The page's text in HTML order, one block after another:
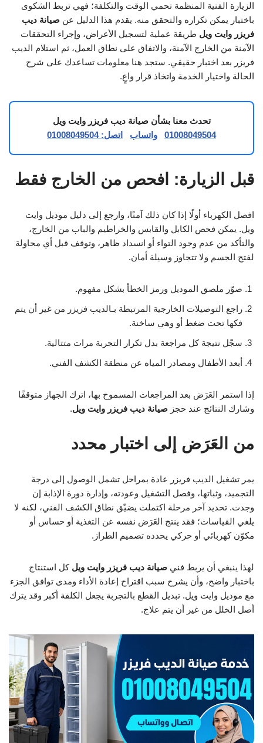
الزيارة الفنية المنظمة تحمي الوقت والتكلفة؛ فهي تربط الشكوى
باختبار يمكن تكراره والتحقق منه. يقدم هذا الدليل عن صيانة ديب
فريزر وايت ويل طريقة عملية لتسجيل الأعراض، وإجراء التحققات
الآمنة من الخارج الآمنة، والاتفاق على نطاق العمل، ثم استلام الديب
فريزر بعد اختبار حقيقي. ستجد هنا معلومات تساعدك على شرح
الحالة واختيار الخدمة واتخاذ قرار واعٍ.
تحدث معنا بشأن صيانة ديب فريزر وايت ويل
01008049504
واتساب اتصل: 01008049504
قبل الزيارة: افحص من الخارج فقط
افصل الكهرباء أولًا إذا كان ذلك آمنًا، وارجع إلى دليل موديل وايت
ويل. يمكن فحص الكابل والقابس والخراطيم والباب من الخارج،
والتأكد من عدم وجود التواء أو انسداد ظاهر، وتوقف قبل أي محاولة
لفتح الجسم ولا تتجاوز وسيلة أمان.
صوّر ملصق الموديل ورمز الخطأ بشكل مفهوم.
راجع التوصيلات الخارجية المرتبطة بـالديب فريزر من غير أن يتم
فكها تحت ضغط أو وهي ساخنة.
سجّل نتيجة كل مراجعة بدل تكرار التجربة مرات متتالية.
أبعد الأطفال ومصادر المياه عن منطقة الكشف الفني.
إذا استمر العَرَض بعد المراجعات المسموح بها، اترك الجهاز متوقفًا
وشارك النتائج عند حجز صيانة ديب فريزر وايت ويل.
من العَرَض إلى اختبار محدد
يمر تشغيل الديب فريزر عادة بمراحل تشمل الوصول إلى درجة
التجميد، وثباتها، وفصل التشغيل وعودته، وإدارة دورة الإذابة إن
وجدت. تحديد آخر مرحلة اكتملت يضيّق نطاق الكشف الفني، لكنه لا
يلغي القياسات؛ فقد ينتج العَرَض نفسه عن التغذية أو حساس أو
مكوّن كهربائي أو حركي يحدده تصميم الطراز.
لهذا ينبغي أن يربط فني صيانة ديب فريزر وايت ويل كل استنتاج
باختبار واضح، وأن يشرح سبب اقتراح إعادة الأداء ومدى توافق الجزء
مع موديل وايت ويل. تبديل القطع بالتجربة يجعل الكلفة أكبر وقد يترك
أصل الخلل من غير أن يتم علاج.